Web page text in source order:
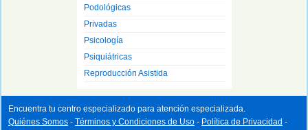
Podológicas
Privadas
Psicología
Psiquiátricas
Reproducción Asistida
Encuentra tu centro especializado para atención especializada.
Quiénes Somos - Términos y Condiciones de Uso - Política de Privacidad -